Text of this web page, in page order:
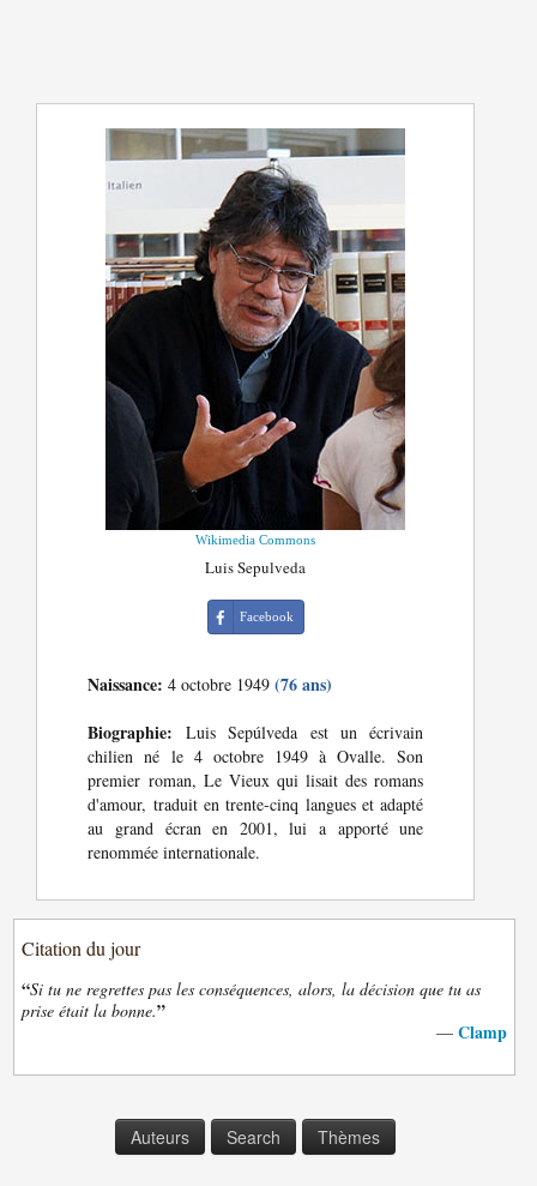
Wikimedia Commons
Luis Sepulveda
Facebook
Naissance: 4 octobre 1949(76 ans)
Biographie: Luis Sepúlveda est un écrivain
chilien né le 4 octobre 1949 à Ovalle. Son
premier roman, Le Vieux qui lisait des romans
d'amour, traduit en trente-cinq langues et adapté
au grand écran en 2001, lui a apporté une
renommée internationale.
Citation du jour
“Si tu ne regrettes pas les conséquences, alors, la décision que tu as
prise était la bonne.”
— Clamp
Auteurs Search Thèmes